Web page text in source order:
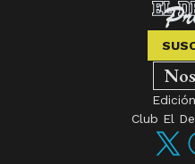
Club El